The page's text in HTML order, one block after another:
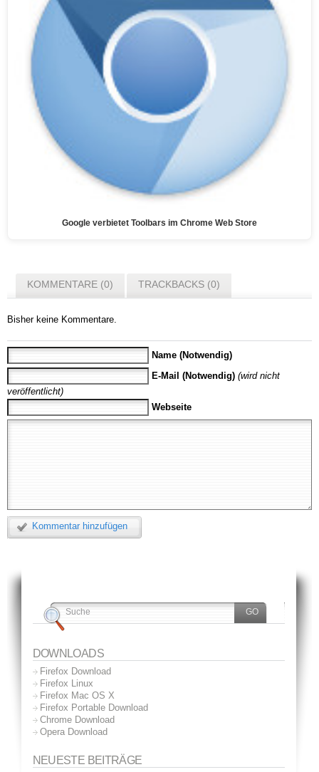
Google verbietet Toolbars im Chrome Web Store
KOMMENTARE (0) TRACKBACKS (0)
Bisher keine Kommentare.
Name (Notwendig)
E-Mail (Notwendig) (wird nicht
veröffentlicht)
Webseite
Kommentar hinzufügen
DOWNLOADS
Firefox Download
Firefox Linux
Firefox Mac OS X
Firefox Portable Download
Chrome Download
Opera Download
NEUESTE BEITRÄGE